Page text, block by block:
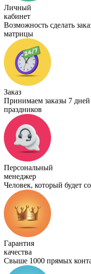
Личный
кабинет
Возможность сделать
матрицы
Заказ
Принимаем заказы 7
праздников
Персональный
менеджер
Человек, который будет
Гарантия
качества
Свыше 1000 прямых